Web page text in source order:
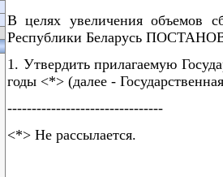
В целях увеличения объемов
Республики Беларусь
1. Утвердить прилагаемую
годы <*> (далее -
--------------------------------
<*> Не рассылается.